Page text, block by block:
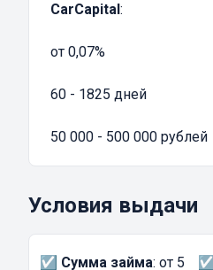
CarCapital :
от 0,07%
60 - 1825 дней
50 000 - 500 000 рублей
Условия выдачи
☑️ Сумма займа: от 5 ☑️